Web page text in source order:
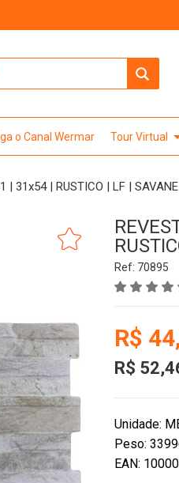
o Canal Wermar Tour Virtual
| 31x54 | RUSTICO | LF | SAVANE
Ref: 70895
R$
R$
Unidade:
Peso:
EAN: